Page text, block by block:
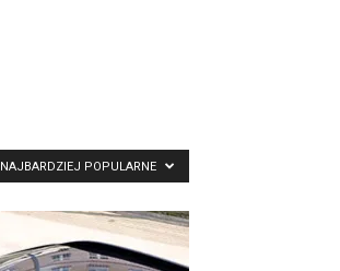
NAJBARDZIEJ POPULARNE